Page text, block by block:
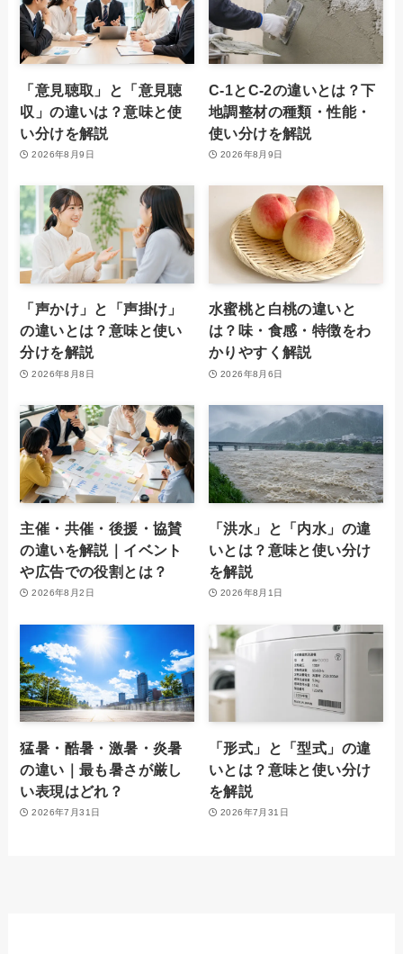
「意見聴取」と「意見聴
収」の違いは？意味と使
い分けを解説
2026年8月9日
C-1とC-2の違いとは？下
地調整材の種類・性能・
使い分けを解説
2026年8月9日
「声かけ」と「声掛け」
の違いとは？意味と使い
分けを解説
2026年8月8日
水蜜桃と白桃の違いと
は？味・食感・特徴をわ
かりやすく解説
2026年8月6日
主催・共催・後援・協賛
の違いを解説｜イベント
や広告での役割とは？
2026年8月2日
「洪水」と「内水」の違
いとは？意味と使い分け
を解説
2026年8月1日
猛暑・酷暑・激暑・炎暑
の違い｜最も暑さが厳し
い表現はどれ？
2026年7月31日
「形式」と「型式」の違
いとは？意味と使い分け
を解説
2026年7月31日